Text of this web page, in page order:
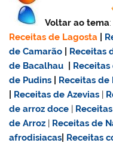
Voltar ao tema:
Receitas de Lagosta
de Camarão
Receitas
de Bacalhau
Receitas
de Pudins
Receitas de
Receitas de Azevias |
dearroz doce |
de Arroz | Receitas de
afrodisiacas Receitas